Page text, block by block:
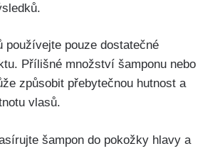
používejte pouze dostatečné
Přílišné ⁢množství šamponu nebo
způsobit přebytečnou hutnost a‌
vlasů.​
šampon ​do pokožky hlavy a